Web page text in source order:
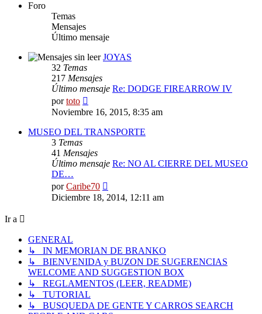
Foro
Temas
Mensajes
Último mensaje
JOYAS
32 Temas
217 Mensajes
Último mensaje Re: DODGE FIREARROW IV
portoto
último
mensaje
Noviembre 16, 2015, 8:35 am
MUSEO DEL TRANSPORTE
3 Temas
41 Mensajes
Último mensaje Re: NO AL CIERRE DEL MUSEO
DE…
porCaribe70
último
mensaje
Diciembre 18, 2014, 12:11 am
Ir a
GENERAL
↳ IN MEMORIAN DE BRANKO
↳ BIENVENIDA y BUZON DE SUGERENCIAS
WELCOME AND SUGGESTION BOX
↳ REGLAMENTOS (LEER, README)
↳ TUTORIAL
↳ BUSQUEDA DE GENTE Y CARROS SEARCH